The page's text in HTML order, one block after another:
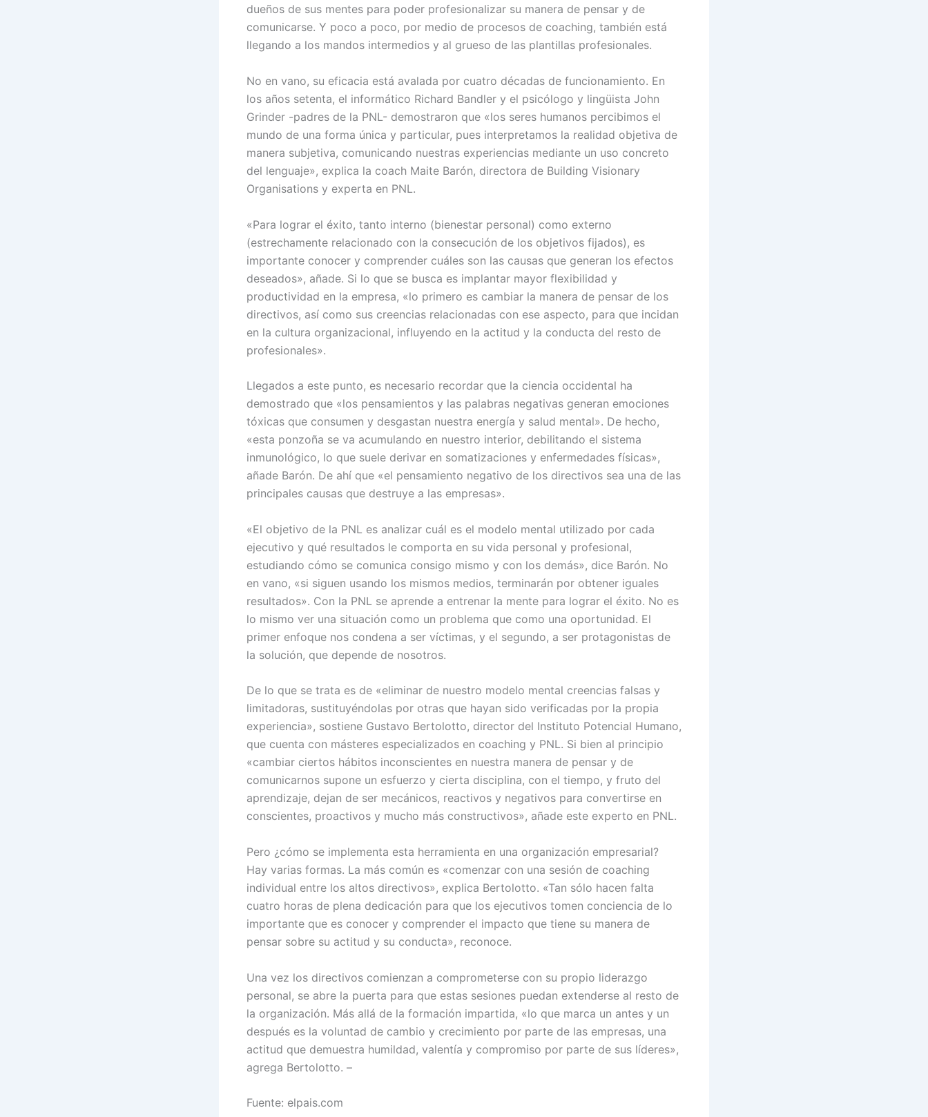
dueños de sus mentes para poder profesionalizar su manera de pensar y de
comunicarse. Y poco a poco, por medio de procesos de coaching, también está
llegando a los mandos intermedios y al grueso de las plantillas profesionales.
No en vano, su eficacia está avalada por cuatro décadas de funcionamiento. En
los años setenta, el informático Richard Bandler y el psicólogo y lingüista John
Grinder -padres de la PNL- demostraron que «los seres humanos percibimos el
mundo de una forma única y particular, pues interpretamos la realidad objetiva de
manera subjetiva, comunicando nuestras experiencias mediante un uso concreto
del lenguaje», explica la coach Maite Barón, directora de Building Visionary
Organisations y experta en PNL.
«Para lograr el éxito, tanto interno (bienestar personal) como externo
(estrechamente relacionado con la consecución de los objetivos fijados), es
importante conocer y comprender cuáles son las causas que generan los efectos
deseados», añade. Si lo que se busca es implantar mayor flexibilidad y
productividad en la empresa, «lo primero es cambiar la manera de pensar de los
directivos, así como sus creencias relacionadas con ese aspecto, para que incidan
en la cultura organizacional, influyendo en la actitud y la conducta del resto de
profesionales».
Llegados a este punto, es necesario recordar que la ciencia occidental ha
demostrado que «los pensamientos y las palabras negativas generan emociones
tóxicas que consumen y desgastan nuestra energía y salud mental». De hecho,
«esta ponzoña se va acumulando en nuestro interior, debilitando el sistema
inmunológico, lo que suele derivar en somatizaciones y enfermedades físicas»,
añade Barón. De ahí que «el pensamiento negativo de los directivos sea una de las
principales causas que destruye a las empresas».
«El objetivo de la PNL es analizar cuál es el modelo mental utilizado por cada
ejecutivo y qué resultados le comporta en su vida personal y profesional,
estudiando cómo se comunica consigo mismo y con los demás», dice Barón. No
en vano, «si siguen usando los mismos medios, terminarán por obtener iguales
resultados». Con la PNL se aprende a entrenar la mente para lograr el éxito. No es
lo mismo ver una situación como un problema que como una oportunidad. El
primer enfoque nos condena a ser víctimas, y el segundo, a ser protagonistas de
la solución, que depende de nosotros.
De lo que se trata es de «eliminar de nuestro modelo mental creencias falsas y
limitadoras, sustituyéndolas por otras que hayan sido verificadas por la propia
experiencia», sostiene Gustavo Bertolotto, director del Instituto Potencial Humano,
que cuenta con másteres especializados en coaching y PNL. Si bien al principio
«cambiar ciertos hábitos inconscientes en nuestra manera de pensar y de
comunicarnos supone un esfuerzo y cierta disciplina, con el tiempo, y fruto del
aprendizaje, dejan de ser mecánicos, reactivos y negativos para convertirse en
conscientes, proactivos y mucho más constructivos», añade este experto en PNL.
Pero ¿cómo se implementa esta herramienta en una organización empresarial?
Hay varias formas. La más común es «comenzar con una sesión de coaching
individual entre los altos directivos», explica Bertolotto. «Tan sólo hacen falta
cuatro horas de plena dedicación para que los ejecutivos tomen conciencia de lo
importante que es conocer y comprender el impacto que tiene su manera de
pensar sobre su actitud y su conducta», reconoce.
Una vez los directivos comienzan a comprometerse con su propio liderazgo
personal, se abre la puerta para que estas sesiones puedan extenderse al resto de
la organización. Más allá de la formación impartida, «lo que marca un antes y un
después es la voluntad de cambio y crecimiento por parte de las empresas, una
actitud que demuestra humildad, valentía y compromiso por parte de sus líderes»,
agrega Bertolotto. –
Fuente: elpais.com